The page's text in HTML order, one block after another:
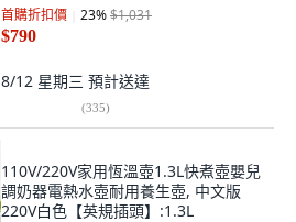
首購折扣價 23%$1,031
$790
8/12 星期三 預計送達
(335)
110V/220V家用恆溫壺1.3L快煮壺嬰兒
調奶器電熱水壺耐用養生壺, 中文版
220V白色【英規插頭】:1.3L